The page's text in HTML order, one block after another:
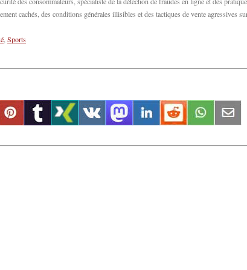
cachés, des conditions générales illisibles et des tactiques de vente agressives
Sports